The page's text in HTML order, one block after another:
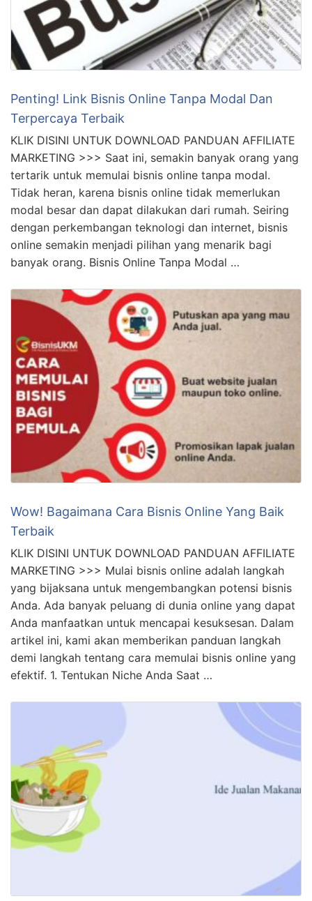
Tidak heran, karena bisnis online tidak memerlukan
modal besar dan dapat dilakukan dari rumah. Seiring
dengan perkembangan teknologi dan internet, bisnis
online semakin menjadi pilihan yang menarik bagi
Wow! Bagaimana Cara Bisnis Online Yang Baik
Terbaik
KLIK DISINI UNTUK DOWNLOAD PANDUAN AFFILIATE
MARKETING >>> Mulai bisnis online adalah langkah
yang bijaksana untuk mengembangkan potensi bisnis
Anda. Ada banyak peluang di dunia online yang dapat
Anda manfaatkan untuk mencapai kesuksesan. Dalam
artikel ini, kami akan memberikan panduan langkah
demi langkah tentang cara memulai bisnis online yang
Penting! Cara Memulai Bisnis Makanan Online
Dari Nol Wajib Kamu Ketahui
KLIK DISINI UNTUK DOWNLOAD PANDUAN AFFILIATE
MARKETING >>> Halo teman-teman yang lucu dan
menggemaskan! Kali ini kita akan bahas tentang cara
memulai bisnis makanan online dan bisnis dari nol
tanpa modal. Siapa yang tertarik? Yuk kita simak! Ayo
memulai bisnis makanan online dari nol itu sulit?